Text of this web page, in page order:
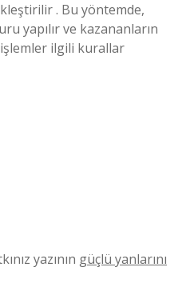
. Bu yöntemde,
yapılır ve kazananların
işlemler ilgili kurallar
yazının güçlü yanlarını